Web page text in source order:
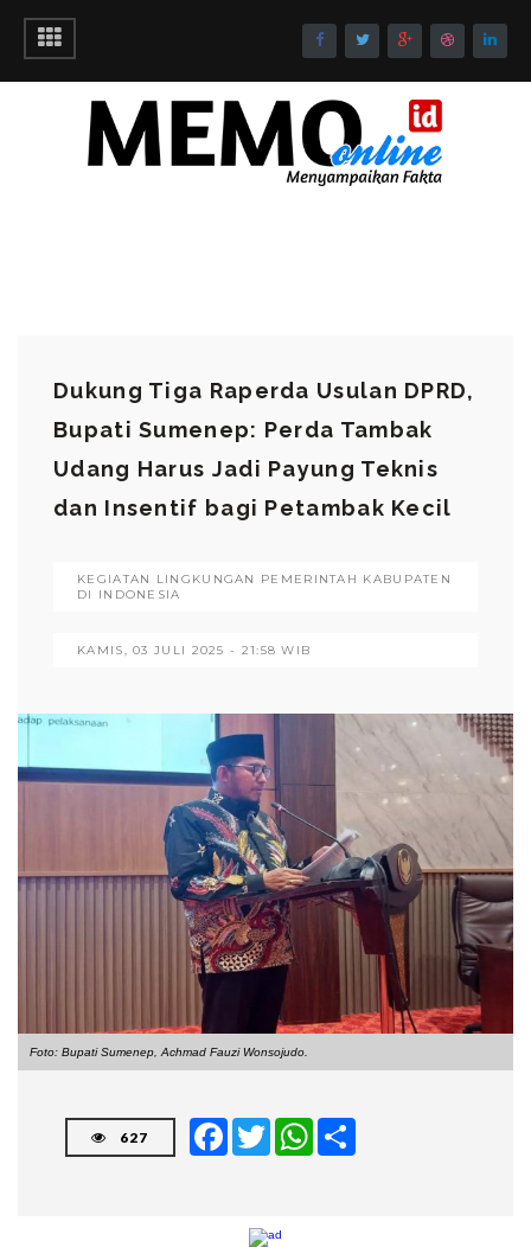
Dukung Tiga Raperda Usulan DPRD,
Bupati Sumenep: Perda Tambak
Udang Harus Jadi Payung Teknis
dan Insentif bagi Petambak Kecil
KEGIATAN LINGKUNGAN PEMERINTAH KABUPATEN
DI INDONESIA
KAMIS, 03 JULI 2025 - 21:58 WIB
Foto: Bupati Sumenep, Achmad Fauzi Wonsojudo.
627
FacebookTwitter WhatsApp